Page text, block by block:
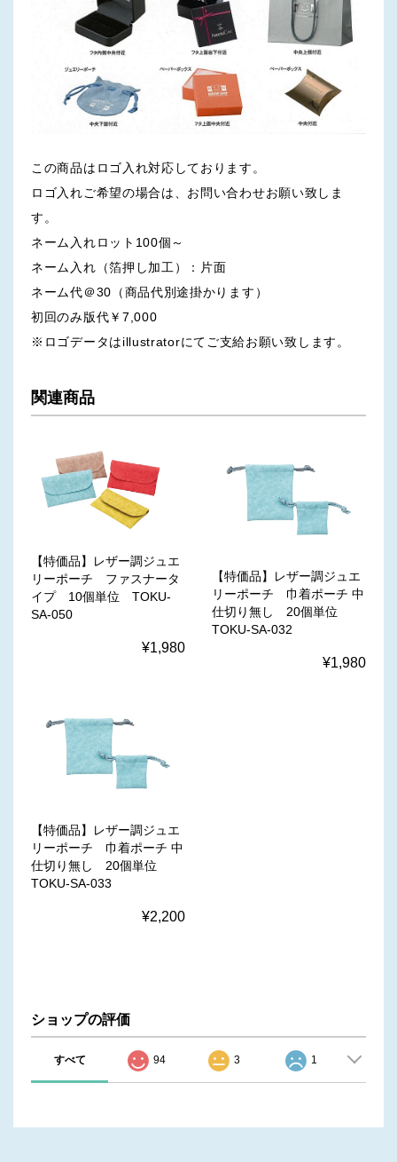
この商品はロゴ入れ対応しております。
ロゴ入れご希望の場合は、お問い合わせお願い致しま
す。
ネーム入れロット100個～
ネーム入れ（箔押し加工）：片面
ネーム代＠30（商品代別途掛かります）
初回のみ版代￥7,000
※ロゴデータはillustratorにてご支給お願い致します。
関連商品
【特価品】レザー調ジュエ
リーポーチ ファスナータ
イプ 10個単位 TOKU-
SA-050
¥1,980
【特価品】レザー調ジュエ
リーポーチ 巾着ポーチ 中
仕切り無し 20個単位
TOKU-SA-032
¥1,980
【特価品】レザー調ジュエ
リーポーチ 巾着ポーチ 中
仕切り無し 20個単位
TOKU-SA-033
¥2,200
ショップの評価
すべて 94 3 1